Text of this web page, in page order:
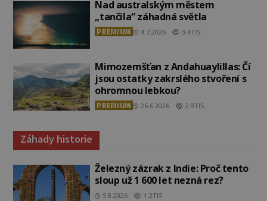
Nad australským městem
„tančila“ záhadná světla
PREMIUM 4.7.2026 3.4TIS
Mimozemšťan z Andahuaylillas: Čí
jsou ostatky zakrslého stvoření s
ohromnou lebkou?
PREMIUM 26.6.2026 2.9TIS
Záhady historie
Železný zázrak z Indie: Proč tento
sloup už 1 600 let nezná rez?
5.8.2026 1.2TIS